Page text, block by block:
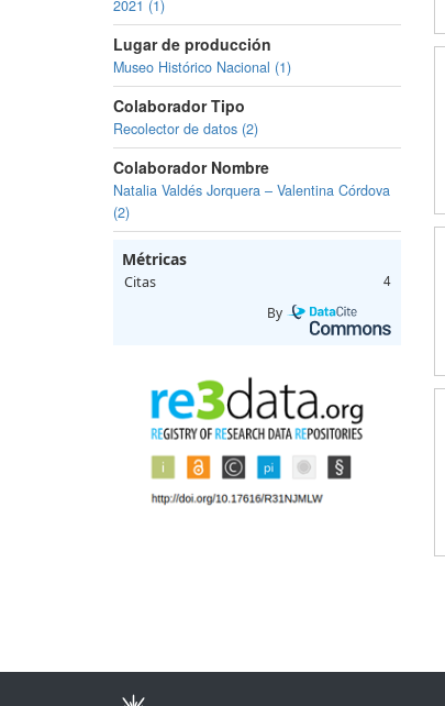
2021 (1)
Lugar de producción
Museo Histórico Nacional (1)
Colaborador Tipo
Recolector de datos (2)
Colaborador Nombre
Natalia Valdés Jorquera – Valentina Córdova
(2)
Métricas
Citas 4
By